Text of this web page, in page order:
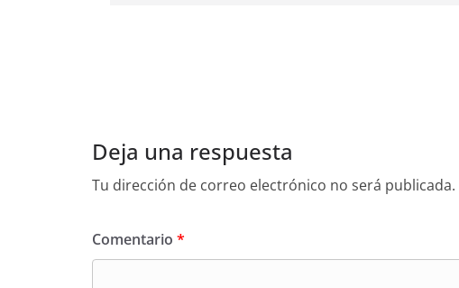
Deja una respuesta
Tu dirección de correo electrónico no será publicada.
Comentario *